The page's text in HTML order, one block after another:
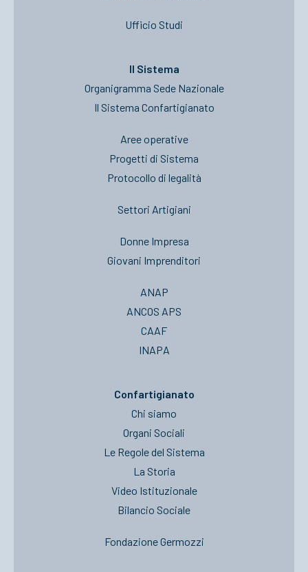
Ufficio Studi
Il Sistema
Organigramma Sede Nazionale
Il Sistema Confartigianato
Aree operative
Progetti di Sistema
Protocollo di legalità
Settori Artigiani
Donne Impresa
Giovani Imprenditori
ANAP
ANCOS APS
CAAF
INAPA
Confartigianato
Chi siamo
Organi Sociali
Le Regole del Sistema
La Storia
Video Istituzionale
Bilancio Sociale
Fondazione Germozzi